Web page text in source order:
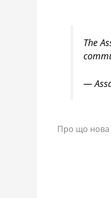
The
—
Про що нова